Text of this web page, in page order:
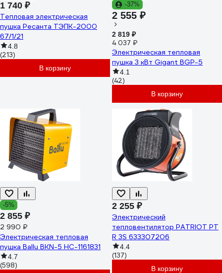
1 740 ₽
Тепловая электрическая
пушка Ресанта ТЭПК-2000
67/1/21
4.8
(213)
В корзину
-37%
2 555 ₽
2 819 ₽
4 037 ₽
Электрическая тепловая
пушка 3 кВт Gigant BGP-5
4.1
(42)
В корзину
-5%
2 855 ₽
2 990 ₽
Электрическая тепловая
пушка Ballu BKN-5 НС-1161831
4.7
(598)
2 255 ₽
Электрический
тепловентилятор PATRIOT PT
R 3S 633307206
4.4
(137)
В корзину